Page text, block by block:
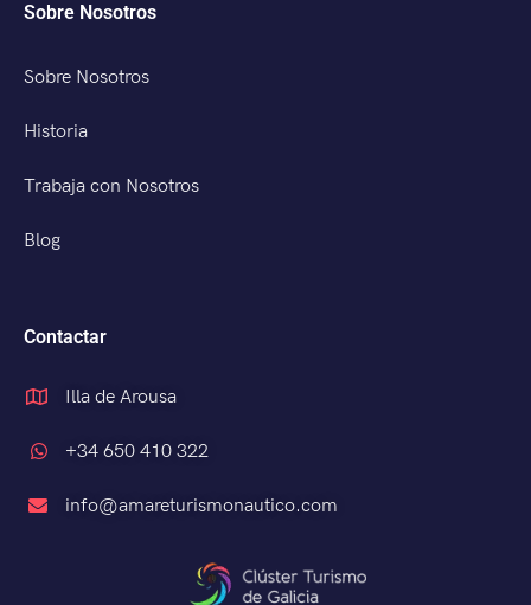
Sobre Nosotros
Sobre Nosotros
Historia
Trabaja con Nosotros
Blog
Contactar
Illa de Arousa
+34 650 410 322
info@amareturismonautico.com